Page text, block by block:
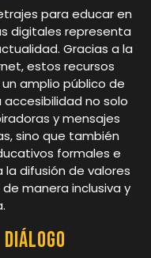
para educar en
digitales representa
Gracias a la
estos recursos
amplio público de
no solo
y mensajes
sino que también
formales e
difusión de valores
manera inclusiva y
diálogo